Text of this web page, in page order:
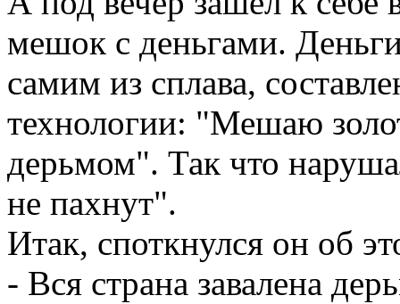
мешок с деньгами.
самим из сплава,
технологии: "Мешаю
дерьмом". Так что
не пахнут".
Итак, споткнулся он об
- Вся страна завалена